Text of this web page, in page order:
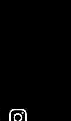
Instagram